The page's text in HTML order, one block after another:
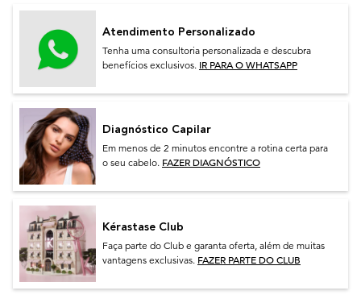
Atendimento Personalizado
Tenha uma consultoria personalizada e descubra
benefícios exclusivos. IR PARA O WHATSAPP
Diagnóstico Capilar
Em menos de 2 minutos encontre a rotina certa para
o seu cabelo. FAZER DIAGNÓSTICO
Kérastase Club
Faça parte do Club e garanta oferta, além de muitas
vantagens exclusivas. FAZER PARTE DO CLUB